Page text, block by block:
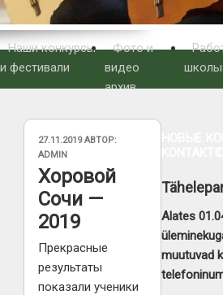
Наши конкурсы
и фестивали
Фото и
видео
архив
школы
ОПУБЛИКОВАНО
27.11.2019АВТОР:
ADMIN
Хоровой
Сочи —
2019
Прекрасные
результаты
показали ученики
Alates
muutuvad